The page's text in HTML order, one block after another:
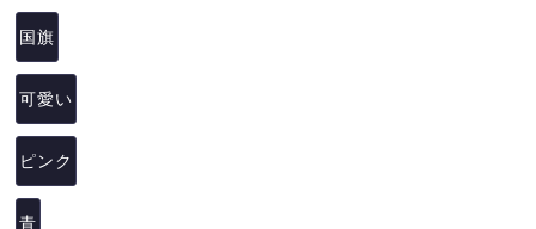
国旗
可愛い
ピンク
青